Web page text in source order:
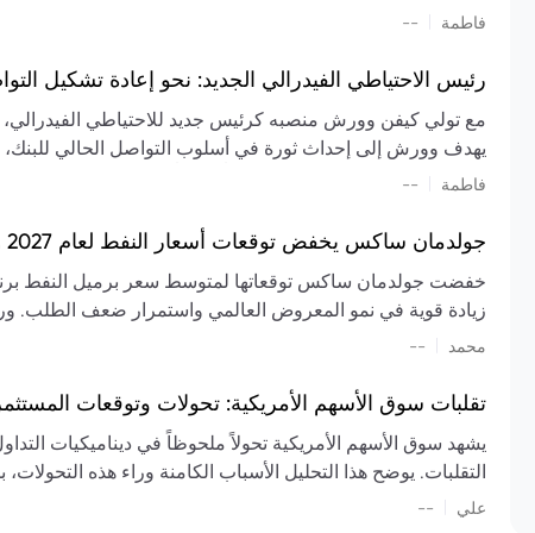
تشكيل تقييم الصناعة، مع توقعات بارتفاع مستمر في الأسعار
فاطمة --
رئيس الاحتياطي الفيدرالي الجديد: نحو إعادة تشكيل
مع تولي كيفن وورش منصبه كرئيس جديد للاحتياطي الفيدرالي،
يهدف وورش إلى إحداث ثورة في أسلوب التواصل الحالي للبنك،
السياسة ويمنح البنك المركزي دوراً مبالغاً فيه. يسعى إلى
فاطمة --
جولدمان ساكس يخفض توقعات أسعار النفط لعام 2027 وسط تغيرات في العرض والطلب
زيادة قوية في نمو المعروض العالمي واستمرار ضعف الطلب.
العالمية في الربع الثاني
سابقًا. من المتوقع عودة صادرات دول الخليج إلى طبيعتها
عدم اليقين الجيوسياسي يمكن أن يؤدي إلى تقلبات سعرية
استمرار الاضطرابات، وسيناريوهات لانخفاض الأسعار في
إضافي.
محمد --
تقلبات سوق الأسهم الأمريكية: تحولات وتوقعات
يشهد سوق الأسهم الأمريكية تحولاً ملحوظاً في ديناميكيات
التقلبات. يوضح هذا التحليل الأسباب الكامنة وراء هذه
علي --